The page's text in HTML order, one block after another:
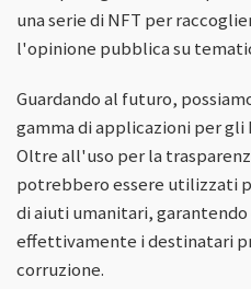
una serie di NFT per
l'opinione pubblica su
Guardando al futuro,
gamma di applicazioni per gli
Oltre all'uso per la
potrebbero essere utilizzati
di aiuti umanitari,
effettivamente i destinatari
corruzione.